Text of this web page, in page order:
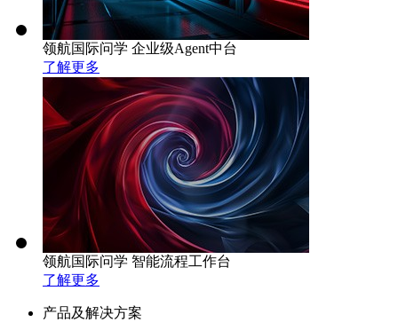
领航国际问学 企业级Agent中台
了解更多
领航国际问学 智能流程工作台
了解更多
产品及解决方案